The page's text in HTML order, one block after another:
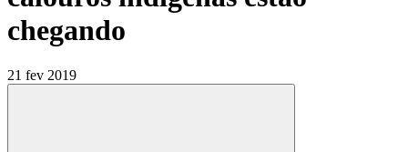
chegando
21 fev 2019